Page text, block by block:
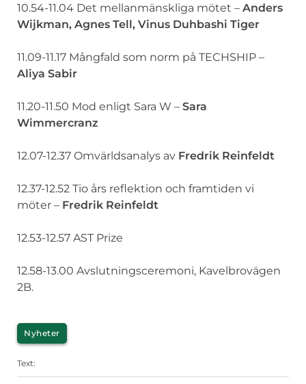
10.54-11.04 Det mellanmänskliga mötet – Anders
Wijkman, Agnes Tell, Vinus Duhbashi Tiger
11.09-11.17 Mångfald som norm på TECHSHIP –
Aliya Sabir
11.20-11.50 Mod enligt Sara W – Sara
Wimmercranz
12.07-12.37 Omvärldsanalys av Fredrik Reinfeldt
12.37-12.52 Tio års reflektion och framtiden vi
möter – Fredrik Reinfeldt
12.53-12.57 AST Prize
12.58-13.00 Avslutningsceremoni, Kavelbrovägen
2B.
Kategorier
Nyheter
Text: